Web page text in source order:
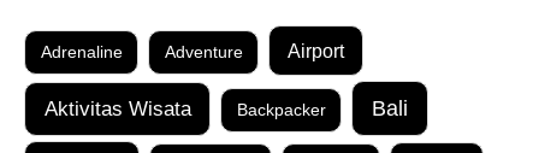
Adrenaline Adventure Airport
Aktivitas Wisata Backpacker Bali